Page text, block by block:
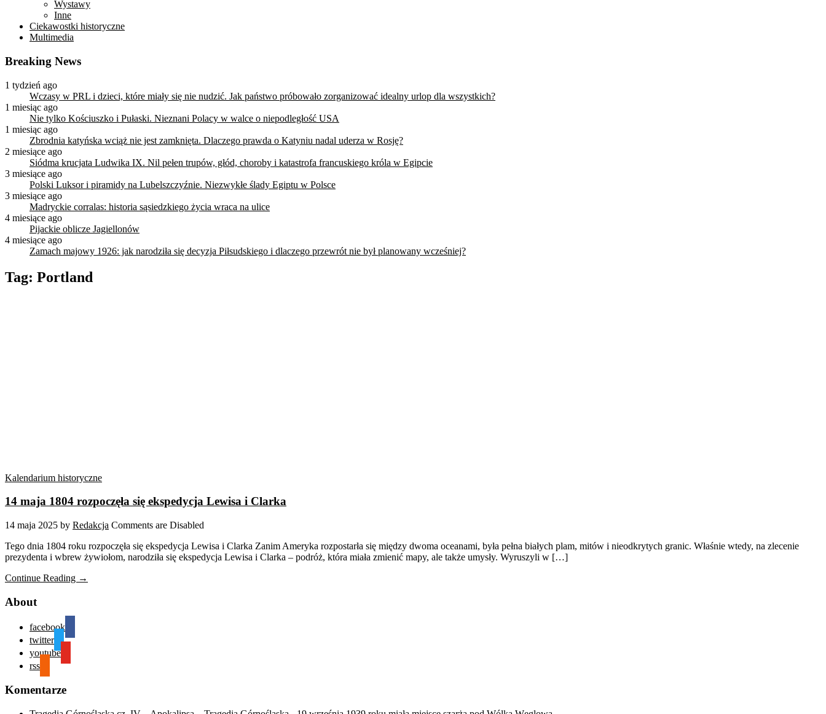
Wystawy
Inne
Ciekawostki historyczne
Multimedia
Breaking News
1 tydzień ago
Wczasy w PRL i dzieci, które miały się nie nudzić. Jak państwo próbowało zorganizować idealny urlop dla wszystkich?
1 miesiąc ago
Nie tylko Kościuszko i Pułaski. Nieznani Polacy w walce o niepodległość USA
1 miesiąc ago
Zbrodnia katyńska wciąż nie jest zamknięta. Dlaczego prawda o Katyniu nadal uderza w Rosję?
2 miesiące ago
Siódma krucjata Ludwika IX. Nil pełen trupów, głód, choroby i katastrofa francuskiego króla w Egipcie
3 miesiące ago
Polski Luksor i piramidy na Lubelszczyźnie. Niezwykłe ślady Egiptu w Polsce
3 miesiące ago
Madryckie corralas: historia sąsiedzkiego życia wraca na ulice
4 miesiące ago
Pijackie oblicze Jagiellonów
4 miesiące ago
Zamach majowy 1926: jak narodziła się decyzja Piłsudskiego i dlaczego przewrót nie był planowany wcześniej?
Tag: Portland
Kalendarium historyczne
14 maja 1804 rozpoczęła się ekspedycja Lewisa i Clarka
14 maja 2025 by Redakcja Comments are Disabled
Tego dnia 1804 roku rozpoczęła się ekspedycja Lewisa i Clarka Zanim Ameryka rozpostarła się między dwoma oceanami, była pełna białych plam, mitów i nieodkrytych granic. Właśnie wtedy, na zlecenie
prezydenta i wbrew żywiołom, narodziła się ekspedycja Lewisa i Clarka – podróż, która miała zmienić mapy, ale także umysły. Wyruszyli w […]
Continue Reading →
About
facebook
twitter
youtube
rss
Komentarze